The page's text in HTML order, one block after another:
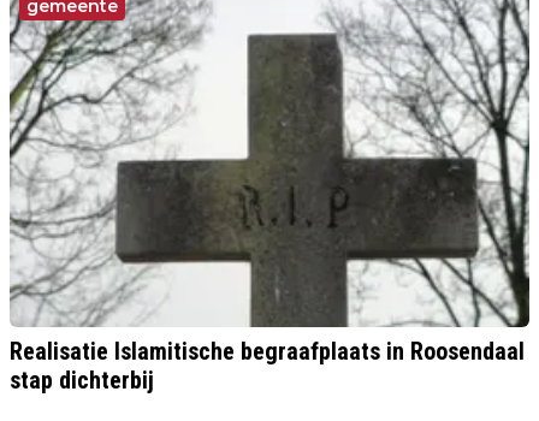
gemeente
Realisatie Islamitische begraafplaats in Roosendaal
stap dichterbij